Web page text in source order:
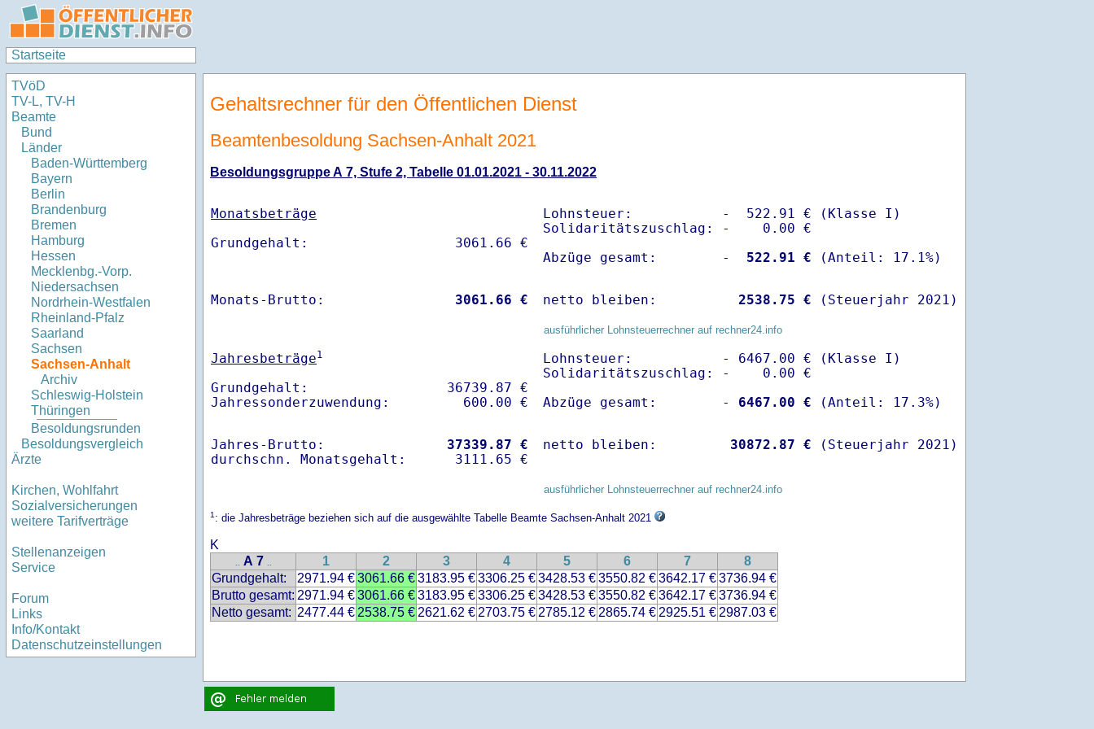
Startseite
TVöD
TV-L, TV-H
Beamte
Bund
Länder
Baden-Württemberg
Bayern
Berlin
Brandenburg
Bremen
Hamburg
Hessen
Mecklenbg.-Vorp.
Niedersachsen
Nordrhein-Westfalen
Rheinland-Pfalz
Saarland
Sachsen
Sachsen-Anhalt
Archiv
Schleswig-Holstein
Thüringen
Besoldungsrunden
Besoldungsvergleich
Ärzte
Kirchen, Wohlfahrt
Sozialversicherungen
weitere Tarifverträge
Stellenanzeigen
Service
Forum
Links
Info/Kontakt
Datenschutzeinstellungen
Gehaltsrechner für den Öffentlichen Dienst
Beamtenbesoldung Sachsen-Anhalt 2021
Besoldungsgruppe A 7, Stufe 2, Tabelle 01.01.2021 - 30.11.2022
Monatsbeträge
Lohnsteuer:           -  522.91 € (Klasse I)
Solidaritätszuschlag: -    0.00 €
Abzüge gesamt:        -
  522.91 €
Monats-Brutto: 3061.66 € netto bleiben: 2538.75 € (Steuerjahr 2021)
ausführlicher Lohnsteuerrechner auf rechner24.info
Jahresbeträge1
Grundgehalt:                 36739.87 €
Lohnsteuer:           - 6467.00 € (Klasse I)
Solidaritätszuschlag: -    0.00 €
Abzüge gesamt:        -
6467.00 €
Jahres-Brutto: 37339.87 €
netto bleiben: 30872.87 € (Steuerjahr 2021)
ausführlicher Lohnsteuerrechner auf rechner24.info
1: die Jahresbeträge beziehen sich auf die ausgewählte Tabelle Beamte Sachsen-Anhalt 2021
K
.. A 7 .. 1 2 3 4 5 6 7
8
Grundgehalt:
2971.94 €3061.66 €3183.95 €3306.25 €3428.53 €3550.82 €3642.17 €3736.94 €
Brutto gesamt: 2971.94 €3061.66 €3183.95 €3306.25 €3428.53 €3550.82 €3642.17 €3736.94 €
Netto gesamt: 2477.44 € 2538.75 € 2621.62 € 2703.75 € 2785.12 € 2865.74 € 2925.51 € 2987.03 €